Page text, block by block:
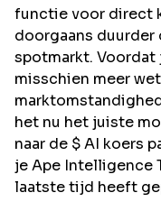
functie voor direct
doorgaans duurder
spotmarkt. Voordat
misschien meer
het nu het juiste
naar de $ AI koers
je Ape Intelligence
laatste tijd heeft